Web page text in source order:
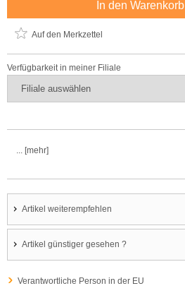
In den Warenkorb
Auf den Merkzettel
Verfügbarkeit in meiner Filiale
... [mehr]
Artikel weiterempfehlen
Artikel günstiger gesehen ?
Verantwortliche Person in der EU